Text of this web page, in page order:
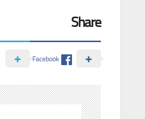
Share
Facebook